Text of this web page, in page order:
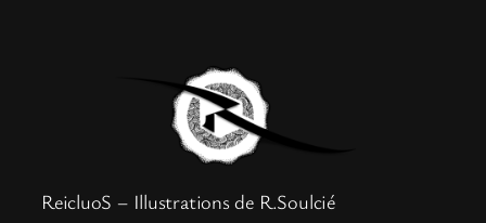
ReicluoS – Illustrations de R.Soulcié